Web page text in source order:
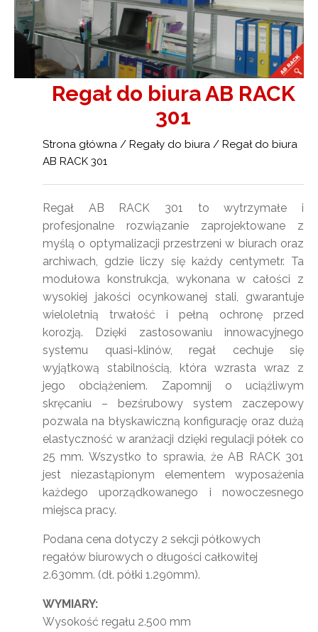
Regał do biura AB RACK
301
Strona główna / Regały do biura / Regał do biura
AB RACK 301
Regał AB RACK 301 to wytrzymałe i
profesjonalne rozwiązanie zaprojektowane z
myślą o optymalizacji przestrzeni w biurach oraz
archiwach, gdzie liczy się każdy centymetr. Ta
modułowa konstrukcja, wykonana w całości z
wysokiej jakości ocynkowanej stali, gwarantuje
wieloletnią trwałość i pełną ochronę przed
korozją. Dzięki zastosowaniu innowacyjnego
systemu quasi-klinów, regał cechuje się
wyjątkową stabilnością, która wzrasta wraz z
jego obciążeniem. Zapomnij o uciążliwym
skręcaniu – bezśrubowy system zaczepowy
pozwala na błyskawiczną konfigurację oraz dużą
elastyczność w aranżacji dzięki regulacji półek co
25 mm. Wszystko to sprawia, że AB RACK 301
jest niezastąpionym elementem wyposażenia
każdego uporządkowanego i nowoczesnego
miejsca pracy.
Podana cena dotyczy 2 sekcji półkowych
regałów biurowych o długości całkowitej
2.630mm. (dł. półki 1.290mm).
WYMIARY:
Wysokość regału 2.500 mm